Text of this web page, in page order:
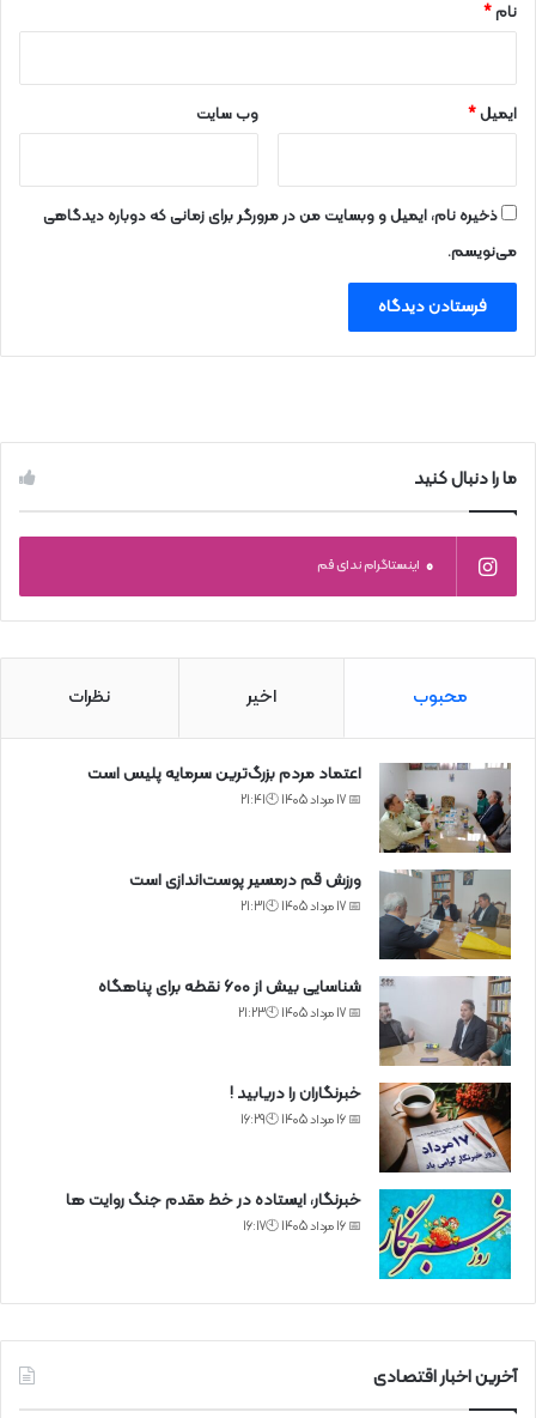
نام*
ایمیل* وب‌ سایت
ذخیره نام، ایمیل و وبسایت من در مرورگر برای زمانی که دوباره دیدگاهی
می‌نویسم.
ما را دنبال کنید
0 اینستاگرام ندای قم
محبوب اخیر نظرات
اعتماد مردم بزرگ‌ترین سرمایه پلیس است
📅 17 مرداد 1405 🕙21:41
ورزش قم درمسیر پوست‌اندازی است
📅 17 مرداد 1405 🕙21:31
شناسایی بیش از ۶۰۰ نقطه برای پناهگاه
📅 17 مرداد 1405 🕙21:23
خبرنگاران را دریابید !
📅 16 مرداد 1405 🕙16:29
خبرنگار، ایستاده در خط مقدم جنگ روایت ها
📅 16 مرداد 1405 🕙16:17
آخرین اخبار اقتصادی